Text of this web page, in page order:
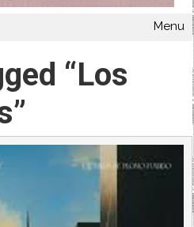
Menu
“Los